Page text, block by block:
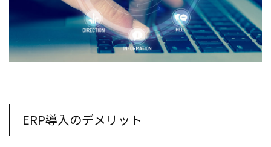
ERP導入のデメリット